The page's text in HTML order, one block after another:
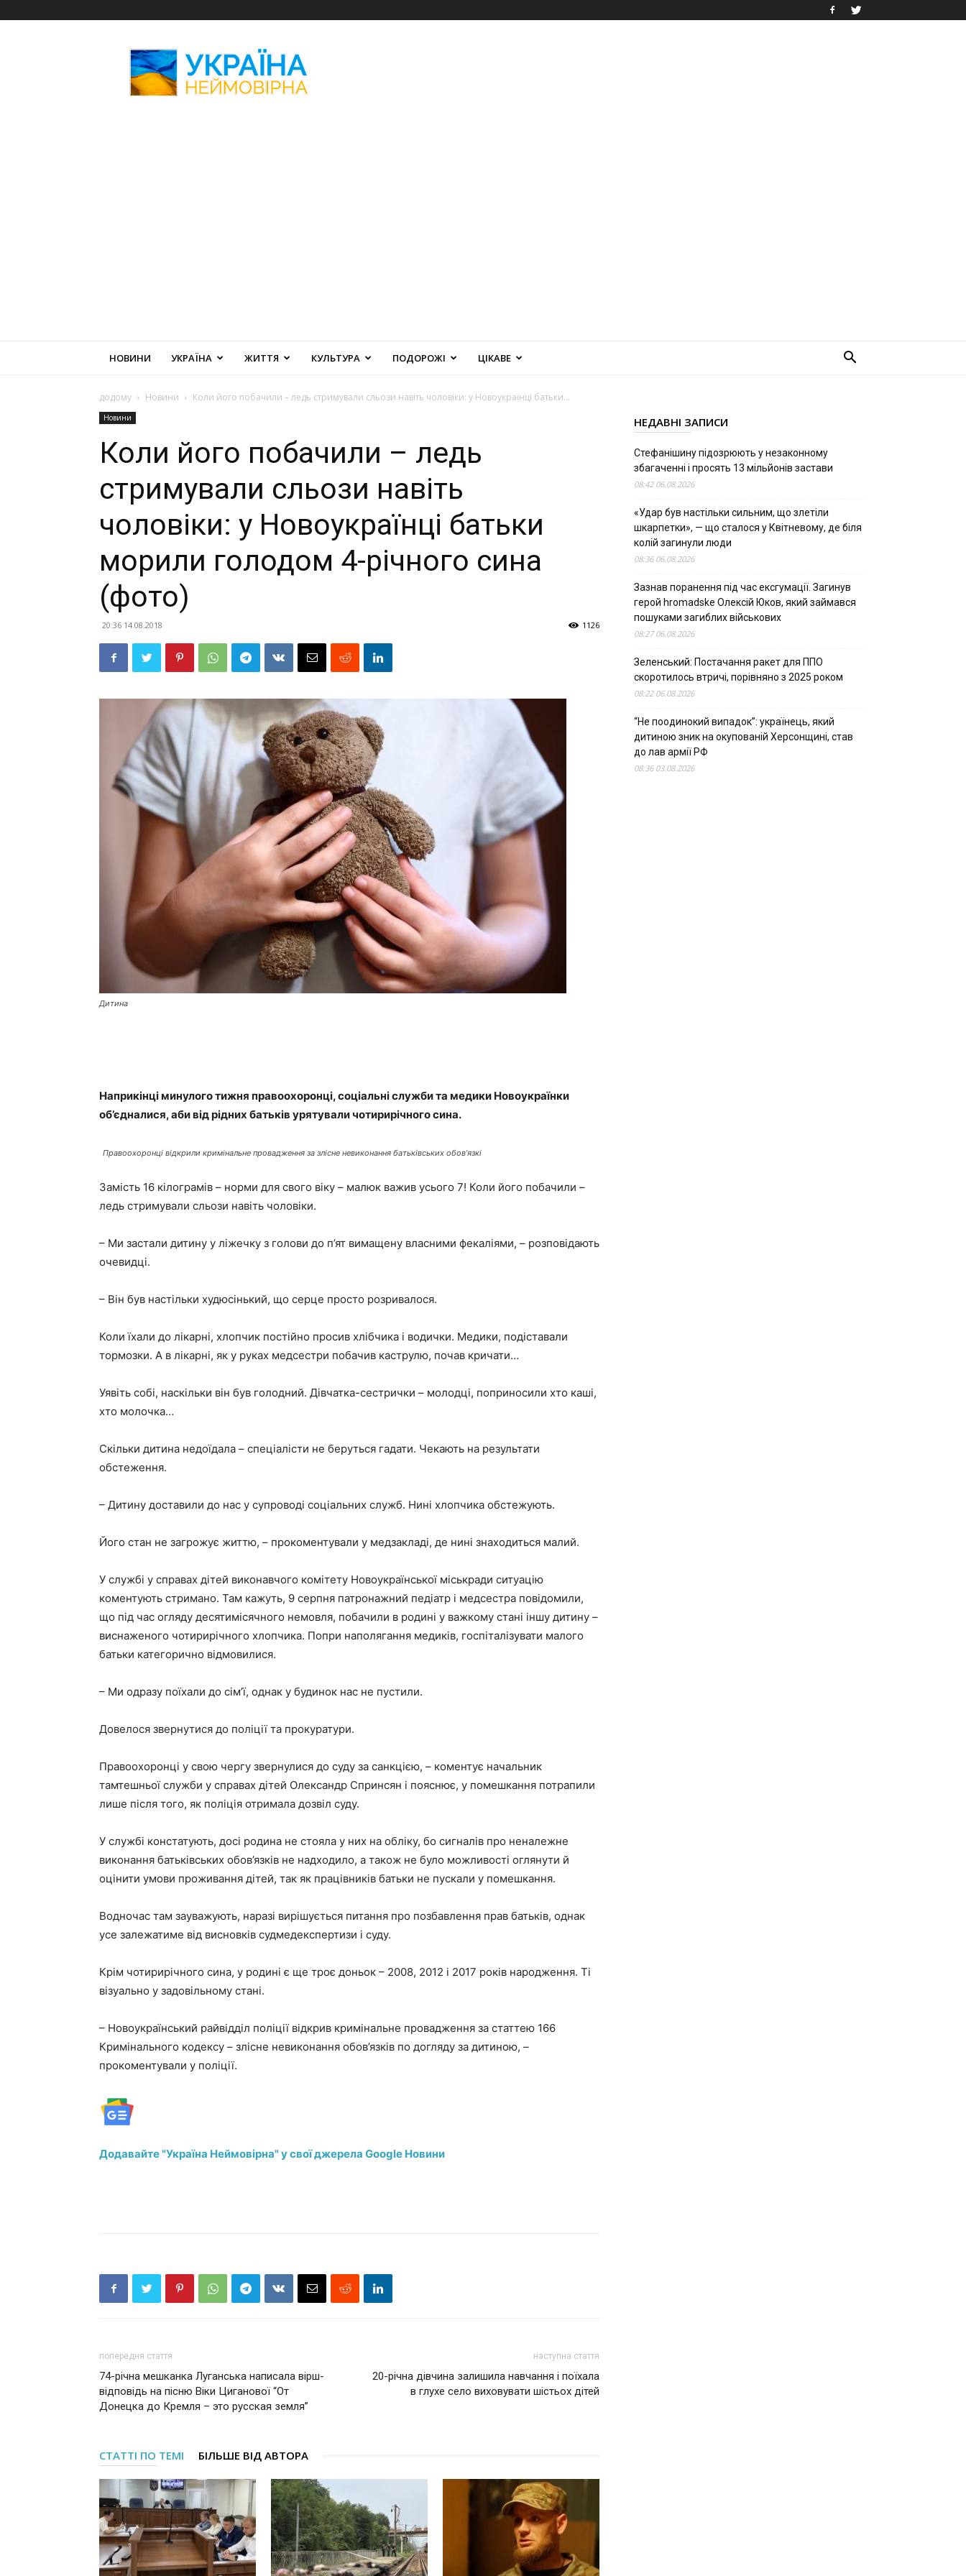
Неймовірна
НОВИНИ УКРАЇНА ЖИТТЯ КУЛЬТУРА ПОДОРОЖІ ЦІКАВЕ
додому Новини Коли його побачили – ледь стримували сльози навіть чоловіки: у Новоукраїнці батьки...
Новини
Коли його побачили – ледь
стримували сльози навіть
чоловіки: у Новоукраїнці батьки
морили голодом 4-річного сина
(фото)
20:36 14.08.2018 1126
Дитина
Наприкінці минулого тижня правоохоронці, соціальні служби та медики Новоукраїнки
об’єдналися, аби від рідних батьків урятували чотирирічного сина.
Правоохоронці відкрили кримінальне провадження за злісне невиконання батьківських обов’язкі
Замість 16 кілограмів – норми для свого віку – малюк важив усього 7! Коли його побачили –
ледь стримували сльози навіть чоловіки.
– Ми застали дитину у ліжечку з голови до п’ят вимащену власними фекаліями, – розповідають
очевидці.
– Він був настільки худюсінький, що серце просто розривалося.
Коли їхали до лікарні, хлопчик постійно просив хлібчика і водички. Медики, подіставали
тормозки. А в лікарні, як у руках медсестри побачив каструлю, почав кричати…
Уявіть собі, наскільки він був голодний. Дівчатка-сестрички – молодці, поприносили хто каші,
хто молочка…
Скільки дитина недоїдала – спеціалісти не беруться гадати. Чекають на результати
обстеження.
– Дитину доставили до нас у супроводі соціальних служб. Нині хлопчика обстежують.
Його стан не загрожує життю, – прокоментували у медзакладі, де нині знаходиться малий.
У службі у справах дітей виконавчого комітету Новоукраїнської міськради ситуацію
коментують стримано. Там кажуть, 9 серпня патронажний педіатр і медсестра повідомили,
що під час огляду десятимісячного немовля, побачили в родині у важкому стані іншу дитину –
виснаженого чотирирічного хлопчика. Попри наполягання медиків, госпіталізувати малого
батьки категорично відмовилися.
– Ми одразу поїхали до сім’ї, однак у будинок нас не пустили.
Довелося звернутися до поліції та прокуратури.
Правоохоронці у свою чергу звернулися до суду за санкцією, – коментує начальник
тамтешньої служби у справах дітей Олександр Спринсян і пояснює, у помешкання потрапили
лише після того, як поліція отримала дозвіл суду.
У службі констатують, досі родина не стояла у них на обліку, бо сигналів про неналежне
виконання батьківських обов’язків не надходило, а також не було можливості оглянути й
оцінити умови проживання дітей, так як працівників батьки не пускали у помешкання.
Водночас там зауважують, наразі вирішується питання про позбавлення прав батьків, однак
усе залежатиме від висновків судмедекспертизи і суду.
Крім чотирирічного сина, у родині є ще троє доньок – 2008, 2012 і 2017 років народження. Ті
візуально у задовільному стані.
– Новоукраїнський райвідділ поліції відкрив кримінальне провадження за статтею 166
Кримінального кодексу – злісне невиконання обов’язків по догляду за дитиною, –
прокоментували у поліції.
Додавайте "Україна Неймовірна" у свої джерела Google Новини
попередня стаття
74-річна мешканка Луганська написала вірш-
відповідь на пісню Віки Циганової “От
Донецка до Кремля – это русская земля”
наступна стаття
20-річна дівчина залишила навчання і поїхала
в глухе село виховувати шістьох дітей
СТАТТІ ПО ТЕМІ БІЛЬШЕ ВІД АВТОРА
НЕДАВНІ ЗАПИСИ
Стефанішину підозрюють у незаконному
збагаченні і просять 13 мільйонів застави
08:42 06.08.2026
«Удар був настільки сильним, що злетіли
шкарпетки», — що сталося у Квітневому, де біля
колій загинули люди
08:36 06.08.2026
Зазнав поранення під час ексгумації. Загинув
герой hromadske Олексій Юков, який займався
пошуками загиблих військових
08:27 06.08.2026
Зеленський: Постачання ракет для ППО
скоротилось втричі, порівняно з 2025 роком
08:22 06.08.2026
“Не поодинокий випадок”: українець, який
дитиною зник на окупованій Херсонщині, став
до лав армії РФ
08:36 03.08.2026